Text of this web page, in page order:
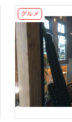
グルメ